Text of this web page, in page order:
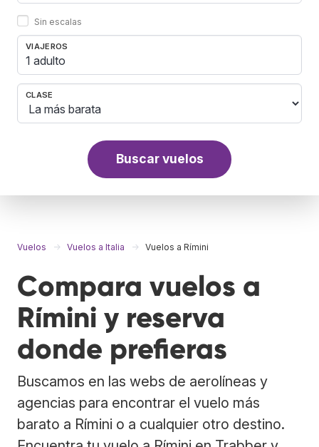
Sin escalas
VIAJEROS
1 adulto
CLASE
Buscar vuelos
Vuelos Vuelos a Italia Vuelos a Rímini
Compara vuelos a
Rímini y reserva
donde prefieras
Buscamos en las webs de aerolíneas y
agencias para encontrar el vuelo más
barato a Rímini o a cualquier otro destino.